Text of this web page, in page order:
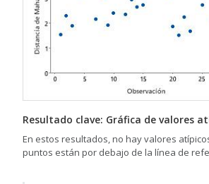
Resultado clave: Gráfica de valores
En estos resultados, no hay valores
puntos están por debajo de la línea de